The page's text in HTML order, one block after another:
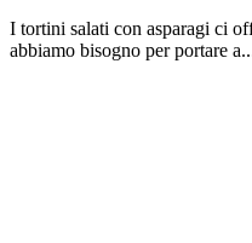
I tortini salati con asparagi ci
abbiamo bisogno per portare